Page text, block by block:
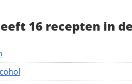
16 recepten in